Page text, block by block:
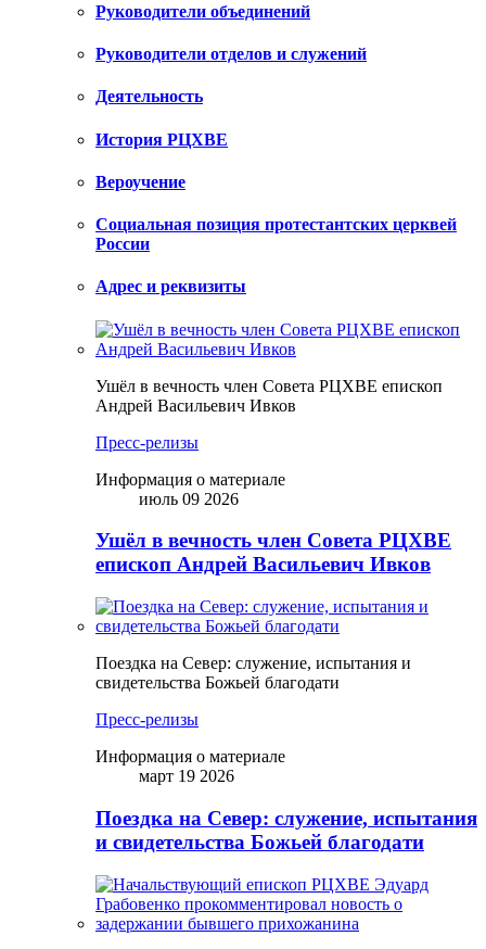
Руководители объединений
Руководители отделов и служений
Деятельность
История РЦХВЕ
Вероучение
Социальная позиция протестантских церквей
России
Адрес и реквизиты
Ушёл в вечность член Совета РЦХВЕ епископ
Андрей Васильевич Ивков
Пресс-релизы
Информация о материале
июль 09 2026
Ушёл в вечность член Совета РЦХВЕ
епископ Андрей Васильевич Ивков
Поездка на Север: служение, испытания и
свидетельства Божьей благодати
Пресс-релизы
Информация о материале
март 19 2026
Поездка на Север: служение, испытания
и свидетельства Божьей благодати